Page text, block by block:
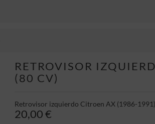
RETROVISOR
(80 CV)
Retrovisor izquierdo Citroen AX (1986-
20,00 €